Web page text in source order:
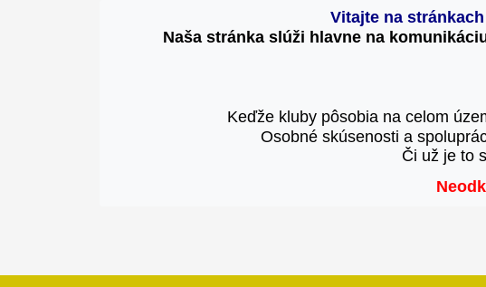
Vitajte na
Naša stránka slúži hlavne na
Keďže kluby pôsobia na celom
Osobné skúsenosti a
Či už je to